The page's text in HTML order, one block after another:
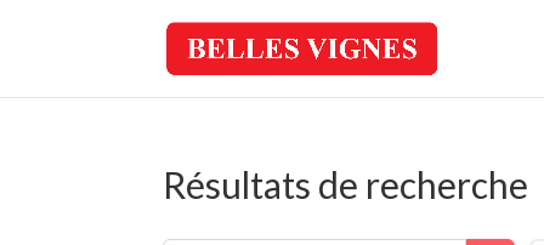
Résultats de recherche